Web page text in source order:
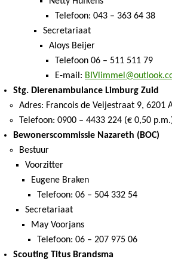
Telefoon: 043 – 363 64 38
Secretariaat
Aloys Beijer
Telefoon 06 – 511 511 79
E-mail:
Stg. Dierenambulance Limburg Zuid
Adres: Francois de Veijestraat 9, 6201
Telefoon: 0900 – 4433 224 (€ 0,50
Bewonerscommissie Nazareth (BOC)
Bestuur
Voorzitter
Eugene Braken
Telefoon: 06 – 504 332 54
Secretariaat
May Voorjans
Telefoon: 06 – 207 975 06
Scouting Titus Brandsma